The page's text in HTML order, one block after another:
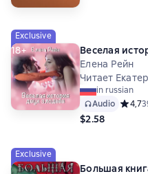
Exclusive
18+
Веселая
Елена Рейн
Читает
in russian
Audio
4,7
$2.58
Exclusive
Большая